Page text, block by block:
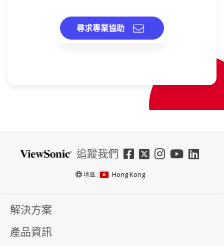
尋求專業協助
追蹤我們
地區 : Hong Kong
解決方案
產品資訊